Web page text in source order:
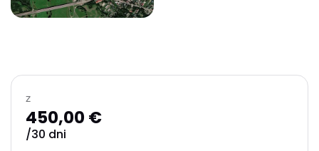
z
450,00 €
/30 dni